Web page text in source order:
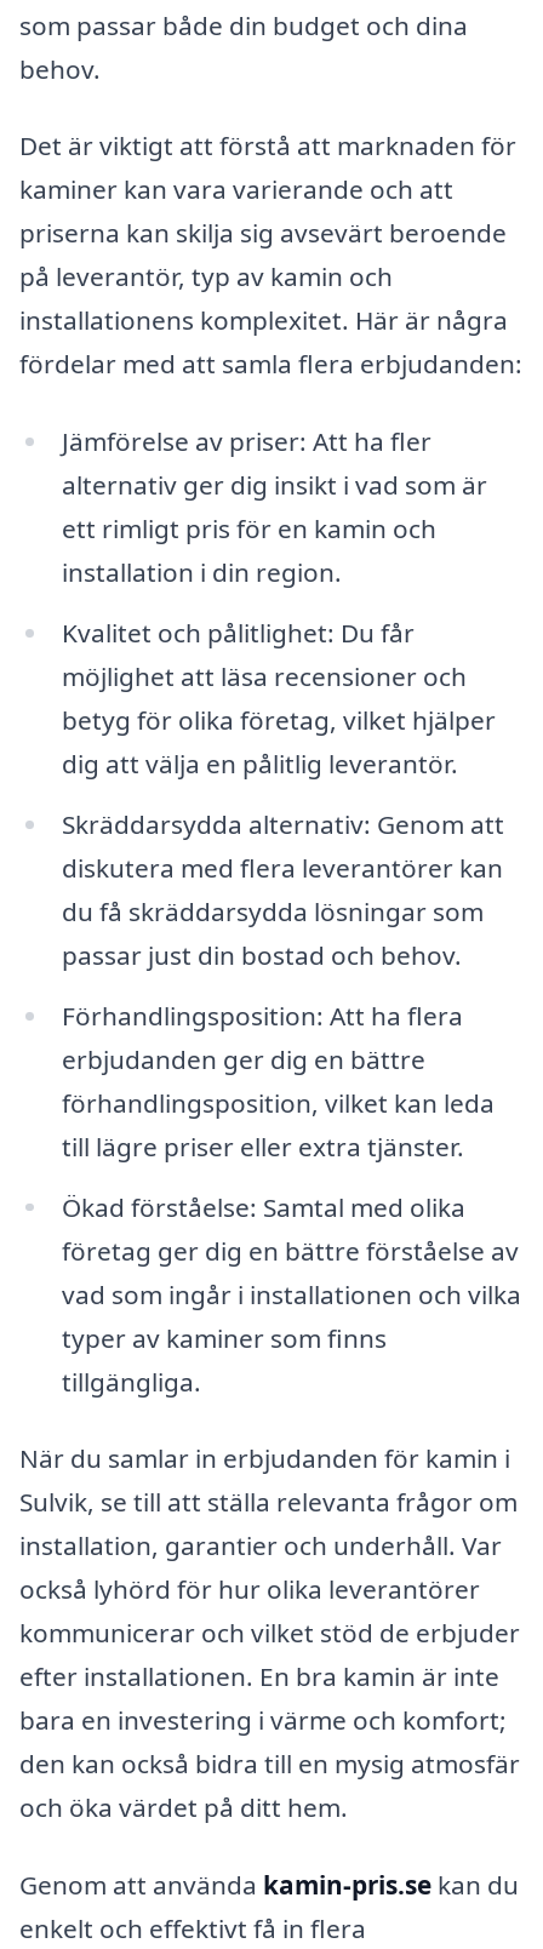
som passar både din budget och dina
behov.
Det är viktigt att förstå att marknaden för
kaminer kan vara varierande och att
priserna kan skilja sig avsevärt beroende
på leverantör, typ av kamin och
installationens komplexitet. Här är några
fördelar med att samla flera erbjudanden:
Jämförelse av priser: Att ha fler
alternativ ger dig insikt i vad som är
ett rimligt pris för en kamin och
installation i din region.
Kvalitet och pålitlighet: Du får
möjlighet att läsa recensioner och
betyg för olika företag, vilket hjälper
dig att välja en pålitlig leverantör.
Skräddarsydda alternativ: Genom att
diskutera med flera leverantörer kan
du få skräddarsydda lösningar som
passar just din bostad och behov.
Förhandlingsposition: Att ha flera
erbjudanden ger dig en bättre
förhandlingsposition, vilket kan leda
till lägre priser eller extra tjänster.
Ökad förståelse: Samtal med olika
företag ger dig en bättre förståelse av
vad som ingår i installationen och vilka
typer av kaminer som finns
tillgängliga.
När du samlar in erbjudanden för kamin i
Sulvik, se till att ställa relevanta frågor om
installation, garantier och underhåll. Var
också lyhörd för hur olika leverantörer
kommunicerar och vilket stöd de erbjuder
efter installationen. En bra kamin är inte
bara en investering i värme och komfort;
den kan också bidra till en mysig atmosfär
och öka värdet på ditt hem.
Genom att använda kamin-pris.se kan du
enkelt och effektivt få in flera